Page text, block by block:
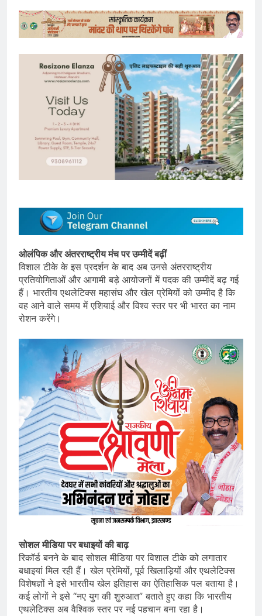
ओलंपिक और अंतरराष्ट्रीय मंच पर उम्मीदें बढ़ीं
विशाल टीके के इस प्रदर्शन के बाद अब उनसे अंतरराष्ट्रीय
प्रतियोगिताओं और आगामी बड़े आयोजनों में पदक की उम्मीदें बढ़ गई
हैं। भारतीय एथलेटिक्स महासंघ और खेल प्रेमियों को उम्मीद है कि
वह आने वाले समय में एशियाई और विश्व स्तर पर भी भारत का नाम
रोशन करेंगे।
सोशल मीडिया पर बधाइयों की बाढ़
रिकॉर्ड बनने के बाद सोशल मीडिया पर विशाल टीके को लगातार
बधाइयां मिल रही हैं। खेल प्रेमियों, पूर्व खिलाड़ियों और एथलेटिक्स
विशेषज्ञों ने इसे भारतीय खेल इतिहास का ऐतिहासिक पल बताया है।
कई लोगों ने इसे “नए युग की शुरुआत” बताते हुए कहा कि भारतीय
एथलेटिक्स अब वैश्विक स्तर पर नई पहचान बना रहा है।